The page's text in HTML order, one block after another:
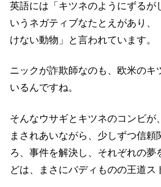
英語には「キツネのようにずるが
いうネガティブなたとえがあり、
けない動物」と言われています。
ニックが詐欺師なのも、欧米のキ
いるんですね。
そんなウサギとキツネのコンビが
まされあいながら、少しずつ信頼
ろ、事件を解決し、それぞれの夢
どは、まさにバディものの王道ス